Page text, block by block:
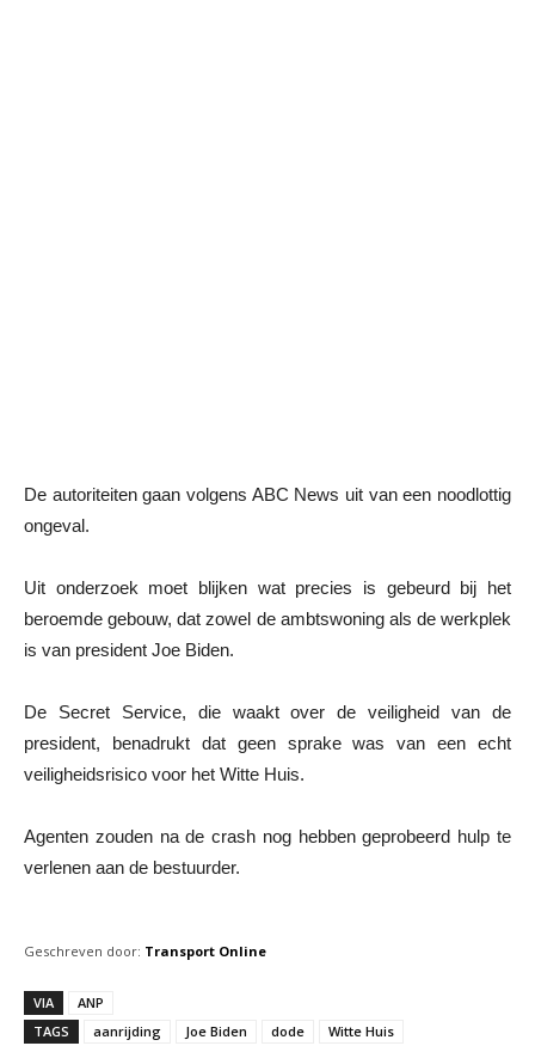
De autoriteiten gaan volgens ABC News uit van een noodlottig
ongeval.
Uit onderzoek moet blijken wat precies is gebeurd bij het
beroemde gebouw, dat zowel de ambtswoning als de werkplek
is van president Joe Biden.
De Secret Service, die waakt over de veiligheid van de
president, benadrukt dat geen sprake was van een echt
veiligheidsrisico voor het Witte Huis.
Agenten zouden na de crash nog hebben geprobeerd hulp te
verlenen aan de bestuurder.
Geschreven door: Transport Online
VIA
ANP
TAGS
aanrijding Joe Biden dode Witte Huis